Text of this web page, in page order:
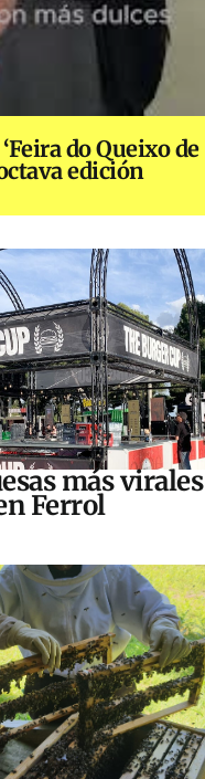
do Queixo de
edición
más virales
Ferrol